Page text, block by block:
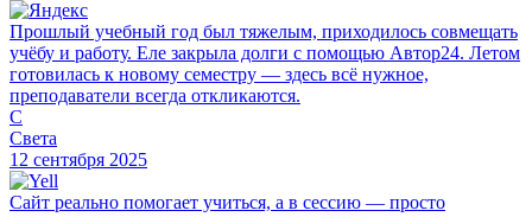
Прошлый учебный год был тяжелым, приходилось совмещать
учёбу и работу. Еле закрыла долги с помощью Автор24. Летом
готовилась к новому семестру — здесь всё нужное,
преподаватели всегда откликаются.
С
Света
12 сентября 2025
Сайт реально помогает учиться, а в сессию — просто